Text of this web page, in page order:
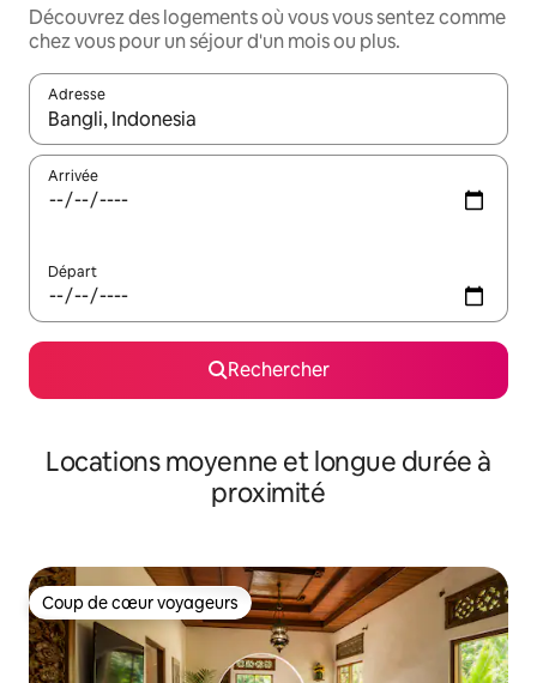
Découvrez des logements où vous vous sentez comme
chez vous pour un séjour d'un mois ou plus.
Adresse
Lorsque les résultats s'affichent, utilisez les flèches vers le
Arrivée
Départ
Rechercher
Locations moyenne et longue durée à
proximité
Coup de cœur voyageurs
Coup de cœur voyageurs